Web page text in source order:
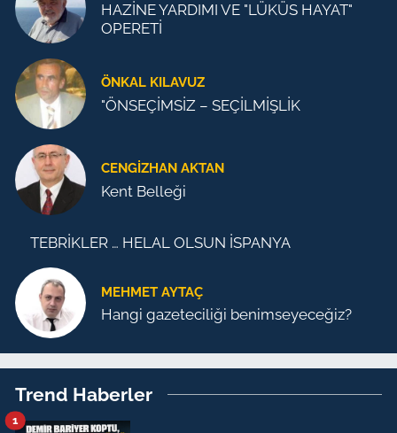
HAZİNE YARDIMI VE "LÜKÜS HAYAT"
OPERETİ
ÖNKAL KILAVUZ
"ÖNSEÇİMSİZ – SEÇİLMİŞLİK
CENGİZHAN AKTAN
Kent Belleği
TEBRİKLER … HELAL OLSUN İSPANYA
MEHMET AYTAÇ
Hangi gazeteciliği benimseyeceğiz?
Trend Haberler
1